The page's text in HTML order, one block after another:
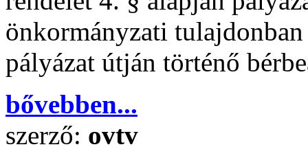
önkormányzati
pályázat útján történő
bővebben...
szerző: ovtv